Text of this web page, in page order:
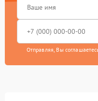
Отправляя, Вы